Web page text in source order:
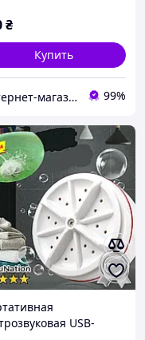
и дом
₴
Купить
интернет-магазин "Оптовик" 99%
USB-